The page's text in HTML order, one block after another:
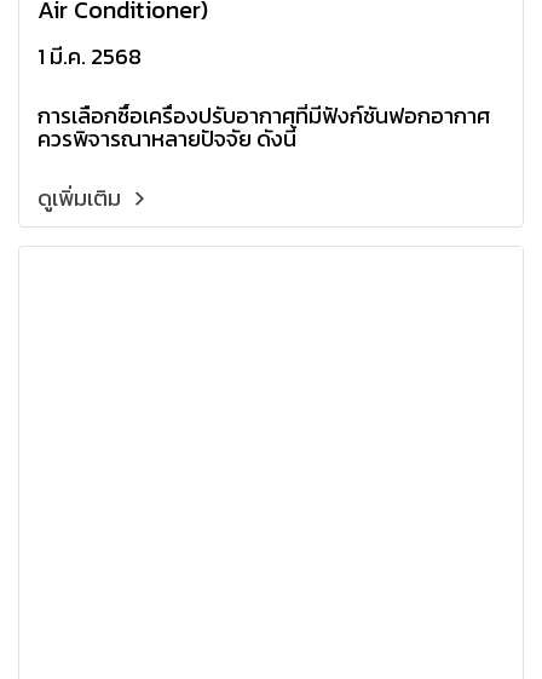
Air Conditioner)
1 มี.ค. 2568
การเลือกซื้อเครื่องปรับอากาศที่มีฟังก์ชันฟอกอากาศ
ควรพิจารณาหลายปัจจัย ดังนี้
ดูเพิ่มเติม